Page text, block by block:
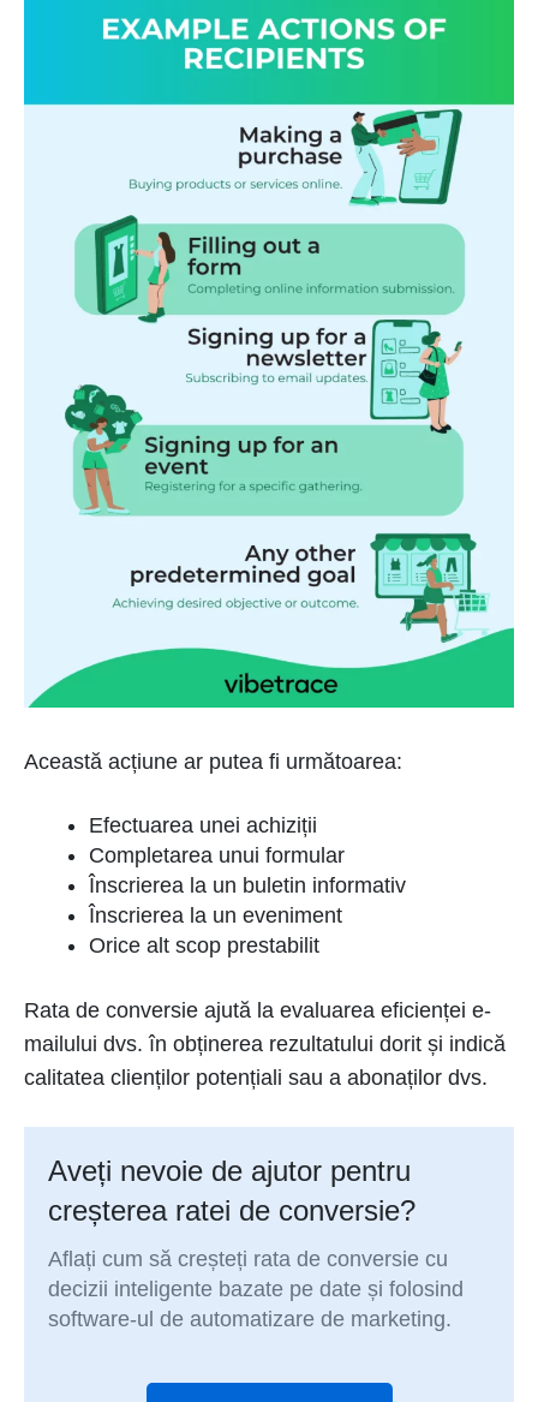
Această acțiune ar putea fi următoarea:
Efectuarea unei achiziții
Completarea unui formular
Înscrierea la un buletin informativ
Înscrierea la un eveniment
Orice alt scop prestabilit
Rata de conversie ajută la evaluarea eficienței e-
mailului dvs. în obținerea rezultatului dorit și indică
calitatea clienților potențiali sau a abonaților dvs.
Aveți nevoie de ajutor pentru
creșterea ratei de conversie?
Aflați cum să creșteți rata de conversie cu
decizii inteligente bazate pe date și folosind
software-ul de automatizare de marketing.